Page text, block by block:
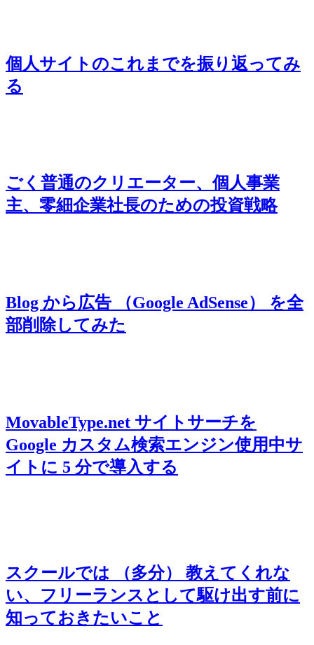
個人サイトのこれまでを振り返ってみ
る
ごく普通のクリエーター、個人事業
主、零細企業社長のための投資戦略
Blog から広告 （Google AdSense） を全
部削除してみた
MovableType.net サイトサーチを
Google カスタム検索エンジン使用中サ
イトに 5 分で導入する
スクールでは （多分） 教えてくれな
い、フリーランスとして駆け出す前に
知っておきたいこと